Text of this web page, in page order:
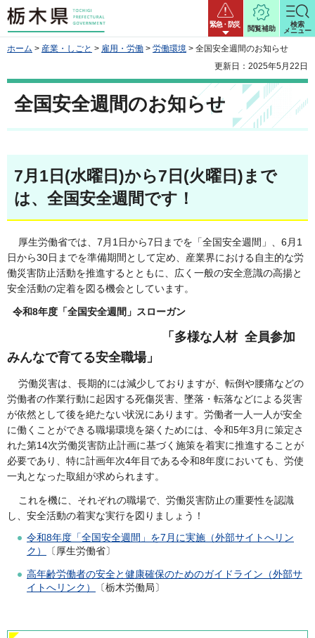
栃木県 緊急・防災
閲覧補助
検索
メニュー
ホーム > 産業・しごと > 雇用・労働 > 労働環境 > 全国安全週間のお知らせ
更新日：2025年5月22日
全国安全週間のお知らせ
7月1日(水曜日)から7日(火曜日)まで
は、全国安全週間です！
厚生労働省では、7月1日から7日までを「全国安全週間」、6月1
日から30日までを準備期間として定め、産業界における自主的な労
働災害防止活動を推進するとともに、広く一般の安全意識の高揚と
安全活動の定着を図る機会としています。
令和8年度「全国安全週間」スローガン
「多様な人材 全員参加
みんなで育てる安全職場」
労働災害は、長期的には減少しておりますが、転倒や腰痛などの
労働者の作業行動に起因する死傷災害、墜落・転落などによる災害
が依然として後を絶たない状況にあります。労働者一人一人が安全
に働くことができる職場環境を築くためには、令和5年3月に策定さ
れた第14次労働災害防止計画に基づく施策を着実に推進することが
必要であり、特に計画年次4年目である令和8年度においても、労使
一丸となった取組が求められます。
これを機に、それぞれの職場で、労働災害防止の重要性を認識
し、安全活動の着実な実行を図りましょう！
令和8年度「全国安全週間」を7月に実施（外部サイトへリン
ク）
〔厚生労働省〕
高年齢労働者の安全と健康確保のためのガイドライン（外部サ
イトへリンク）
〔栃木労働局〕